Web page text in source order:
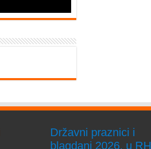
Državni praznici i
blagdani 2026. u RH